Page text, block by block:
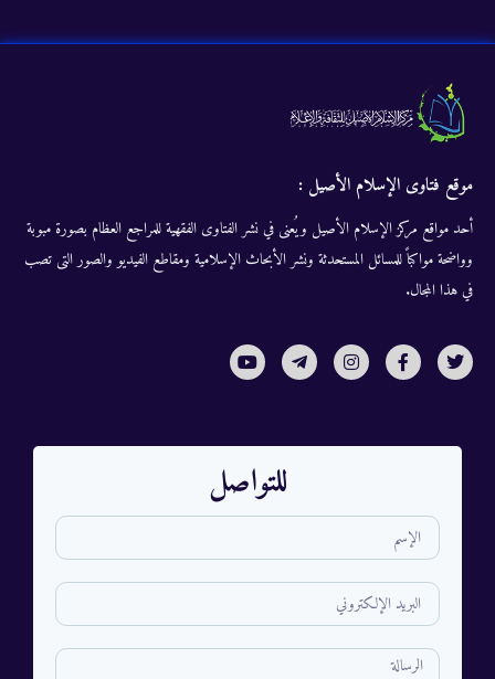
موقع فتاوى الإسلام الأصيل :
أحد مواقع مركز الإسلام الأصيل ويُعنى في نشر الفتاوى الفقهية للمراجع العظام بصورة مبوبة
وواضحة مواكباً للمسائل المستحدثة ونشر الأبحاث الإسلامية ومقاطع الفيديو والصور التى تصب
في هذا المجال.
للتواصل